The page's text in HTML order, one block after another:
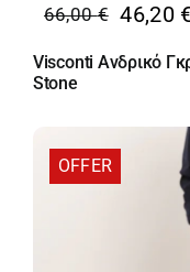
66,00€
Original
price
was:
46,20
Η
τρέχουσα
τιμή
46,20 €.
Visconti Ανδρικό
Stone
OFFER